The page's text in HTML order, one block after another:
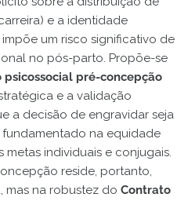
e a identidade
um risco significativo de
no pós-parto. Propõe-se
psicossocial pré-concepção
e a validação
a decisão de engravidar seja
na equidade
individuais e conjugais.
reside, portanto,
mas na robustez do Contrato